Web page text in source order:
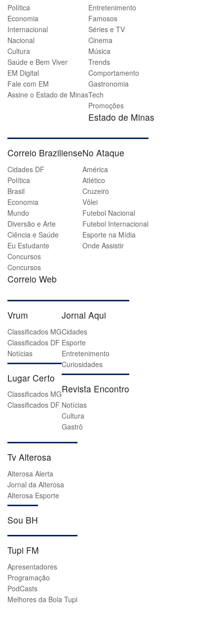
Política
Economia
Internacional
Nacional
Cultura
Saúde e Bem Viver
EM Digital
Fale com EM
Assine o Estado de Minas
Entretenimento
Famosos
Séries e TV
Cinema
Música
Trends
Comportamento
Gastronomia
Tech
Promoções
Estado de Minas
Correio Braziliense
Cidades DF
Política
Brasil
Economia
Mundo
Diversão e Arte
Ciência e Saúde
Eu Estudante
Concursos
Concursos
Correio Web
No Ataque
América
Atlético
Cruzeiro
Vôlei
Futebol Nacional
Futebol Internacional
Esporte na Mídia
Onde Assistir
Vrum
Classificados MG
Classificados DF
Notícias
Lugar Certo
Classificados MG
Classificados DF
Jornal Aqui
Cidades
Esporte
Entretenimento
Curiosidades
Revista Encontro
Notícias
Cultura
Gastrô
Tv Alterosa
Alterosa Alerta
Jornal da Alterosa
Alterosa Esporte
Sou BH
Tupi FM
Apresentadores
Programação
PodCasts
Melhores da Bola Tupi